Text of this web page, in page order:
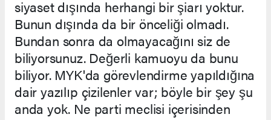
siyaset dışında herhangi bir şiarı yoktur.
Bunun dışında da bir önceliği olmadı.
Bundan sonra da olmayacağını siz de
biliyorsunuz. Değerli kamuoyu da bunu
biliyor. MYK'da görevlendirme yapıldığına
dair yazılıp çizilenler var; böyle bir şey şu
anda yok. Ne parti meclisi içerisinden